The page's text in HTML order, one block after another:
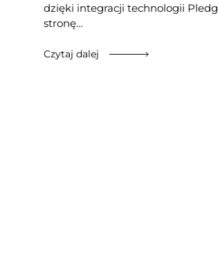
dzięki integracji technologii
stronę…
Czytaj dalej